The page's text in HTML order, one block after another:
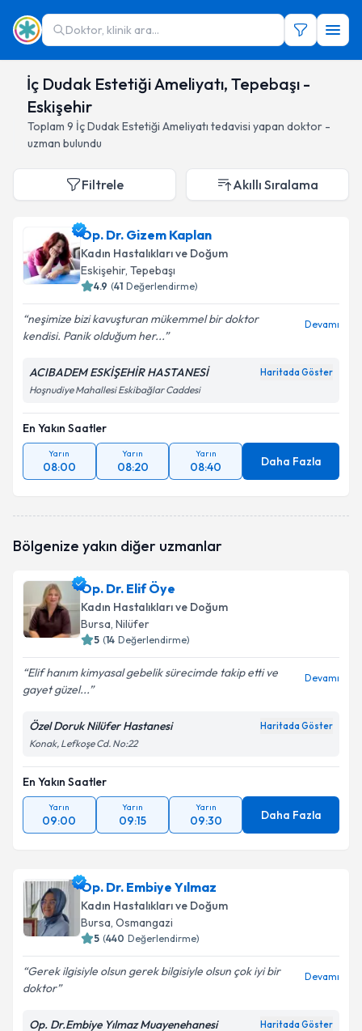
Doktor, klinik ara...
İç Dudak Estetiği Ameliyatı, Tepebaşı -
Eskişehir
Toplam 9 İç Dudak Estetiği Ameliyatı tedavisi yapan doktor -
uzman bulundu
Filtrele Akıllı Sıralama
Op. Dr. Gizem Kaplan
Kadın Hastalıkları ve Doğum
Eskişehir, Tepebaşı
4.9 (41 Değerlendirme)
neşimize bizi kavuşturan mükemmel bir doktor
kendisi. Panik olduğum her...
Devamı
ACIBADEM ESKİŞEHİR HASTANESİ Haritada Göster
Hoşnudiye Mahallesi Eskibağlar Caddesi
En Yakın Saatler
Yarın
08:00
Yarın
08:20
Yarın
08:40 Daha Fazla
Bölgenize yakın diğer uzmanlar
Op. Dr. Elif Öye
Kadın Hastalıkları ve Doğum
Bursa, Nilüfer
5 (14 Değerlendirme)
Elif hanım kimyasal gebelik sürecimde takip etti ve
gayet güzel...
Devamı
Özel Doruk Nilüfer Hastanesi Haritada Göster
Konak, Lefkoşe Cd. No:22
En Yakın Saatler
Yarın
09:00
Yarın
09:15
Yarın
09:30 Daha Fazla
Op. Dr. Embiye Yılmaz
Kadın Hastalıkları ve Doğum
Bursa, Osmangazi
5 (440 Değerlendirme)
Gerek ilgisiyle olsun gerek bilgisiyle olsun çok iyi bir
doktor
Devamı
Op. Dr.Embiye Yılmaz Muayenehanesi Haritada Göster